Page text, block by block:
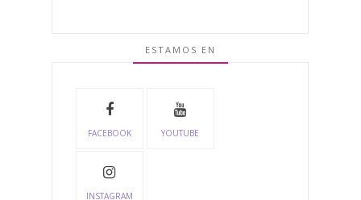
ESTAMOS EN
FACEBOOK YOUTUBE
INSTAGRAM